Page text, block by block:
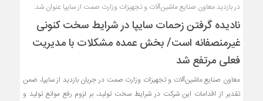
در بازدید معاون صنایع ماشین‌آلات و تجهیزات وزارت صمت از سایپا عنوان شد:
نادیده گرفتن زحمات سایپا در شرایط سخت کنونی
غیرمنصفانه است/ بخش عمده مشکلات با مدیریت
فعلی مرتفع شد
معاون صنایع ماشین‌آلات و تجهیزات وزارت صمت در جریان بازدید از سایپا، ضمن
تقدیر از اقدامات این شرکت در شرایط سخت تولید، بر لزوم رفع موانع تولید و